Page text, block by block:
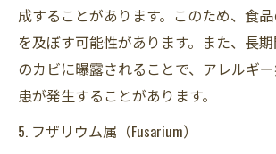
成することがあります。このため、食
を及ぼす可能性があります。また、長
のカビに曝露されることで、アレルギ
患が発生することがあります。
5. フザリウム属（Fusarium）